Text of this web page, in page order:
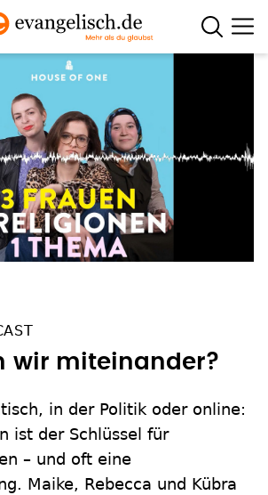
wir miteinander?
in der Politik oder online:
ist der Schlüssel für
– und oft eine
Maike, Rebecca und Kübra